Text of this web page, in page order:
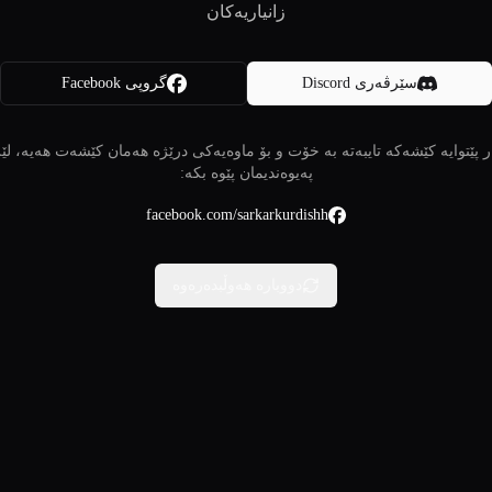
زانیاریەکان
سێرڤەری Discord گروپی Facebook
پێتوایە کێشەکە تایبەتە بە خۆت و بۆ ماوەیەکی درێژە هەمان کێشەت هەیە،
پەیوەندیمان پێوە بکە:
facebook.com/sarkarkurdishh